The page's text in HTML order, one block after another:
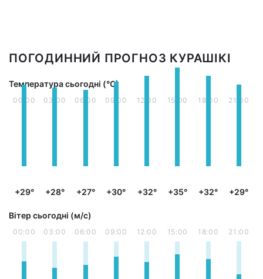
ПОГОДИННИЙ ПРОГНОЗ КУРАШІКІ
Температура сьогодні (°С)
00:00
+29°
03:00
+28°
06:00
+27°
09:00
+30°
12:00
+32°
15:00
+35°
18:00
+32°
21:00
+29°
Вітер сьогодні (м/с)
00:00 03:00 06:00 09:00 12:00 15:00 18:00 21:00